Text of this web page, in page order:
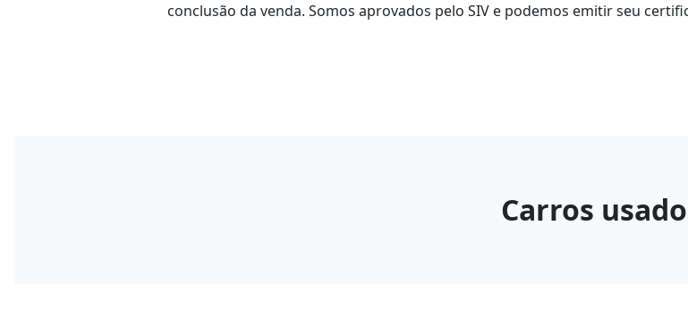
conclusão da venda. Somos aprovados pelo SIV e podemos emitir seu
Carros